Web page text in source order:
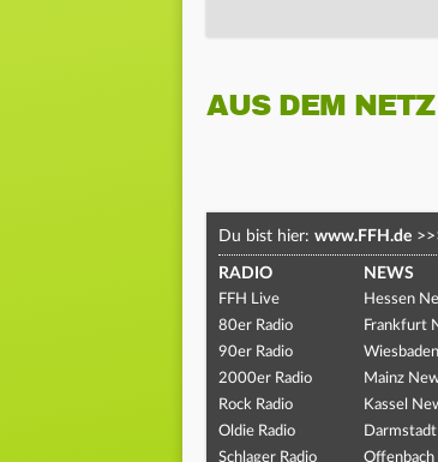
AUS DEM NETZ
Du bist hier: www.FFH.de
RADIO
FFH Live
80er Radio
90er Radio
2000er Radio
Rock Radio
Oldie Radio
Schlager Radio
NEWS
Hessen
Frankfurt
Mainz
Kassel
Offenbach